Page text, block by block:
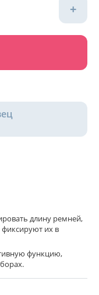
+
длину ремней,
их в
функцию,